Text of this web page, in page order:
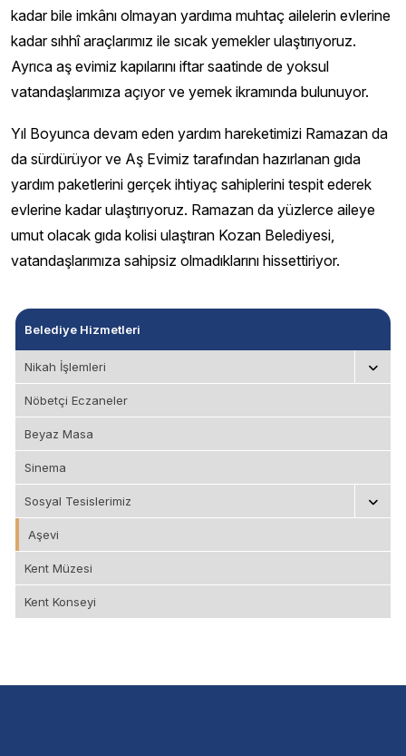
Belediye Hizmetleri
Nikah İşlemleri
Nöbetçi Eczaneler
Beyaz Masa
Sinema
Sosyal Tesislerimiz
Aşevi
Kent Müzesi
Kent Konseyi
kadar bile imkânı olmayan yardıma muhtaç ailelerin evlerine
kadar sıhhî araçlarımız ile sıcak yemekler ulaştırıyoruz.
Ayrıca aş evimiz kapılarını iftar saatinde de yoksul
vatandaşlarımıza açıyor ve yemek ikramında bulunuyor.
Yıl Boyunca devam eden yardım hareketimizi Ramazan da
da sürdürüyor ve Aş Evimiz tarafından hazırlanan gıda
yardım paketlerini gerçek ihtiyaç sahiplerini tespit ederek
evlerine kadar ulaştırıyoruz. Ramazan da yüzlerce aileye
umut olacak gıda kolisi ulaştıran Kozan Belediyesi,
vatandaşlarımıza sahipsiz olmadıklarını hissettiriyor.